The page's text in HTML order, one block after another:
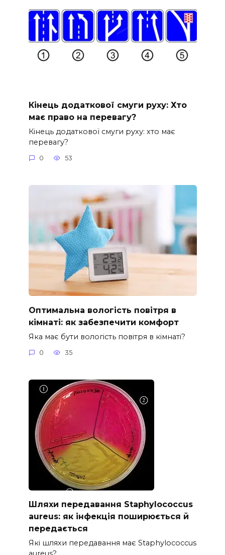
Кінець додаткової смуги руху: Хто
має право на перевагу?
Кінець додаткової смуги руху: хто має
перевагу?
0 53
Оптимальна вологість повітря в
кімнаті: як забезпечити комфорт
Яка має бути вологість повітря в кімнаті?
0 35
Шляхи передавання Staphylococcus
aureus: як інфекція поширюється й
передається
Які шляхи передавання має Staphylococcus